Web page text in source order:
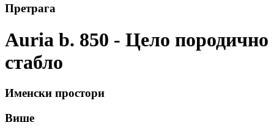
Претрага
Auria b. 850 - Цело породично
стабло
Именски простори
Више